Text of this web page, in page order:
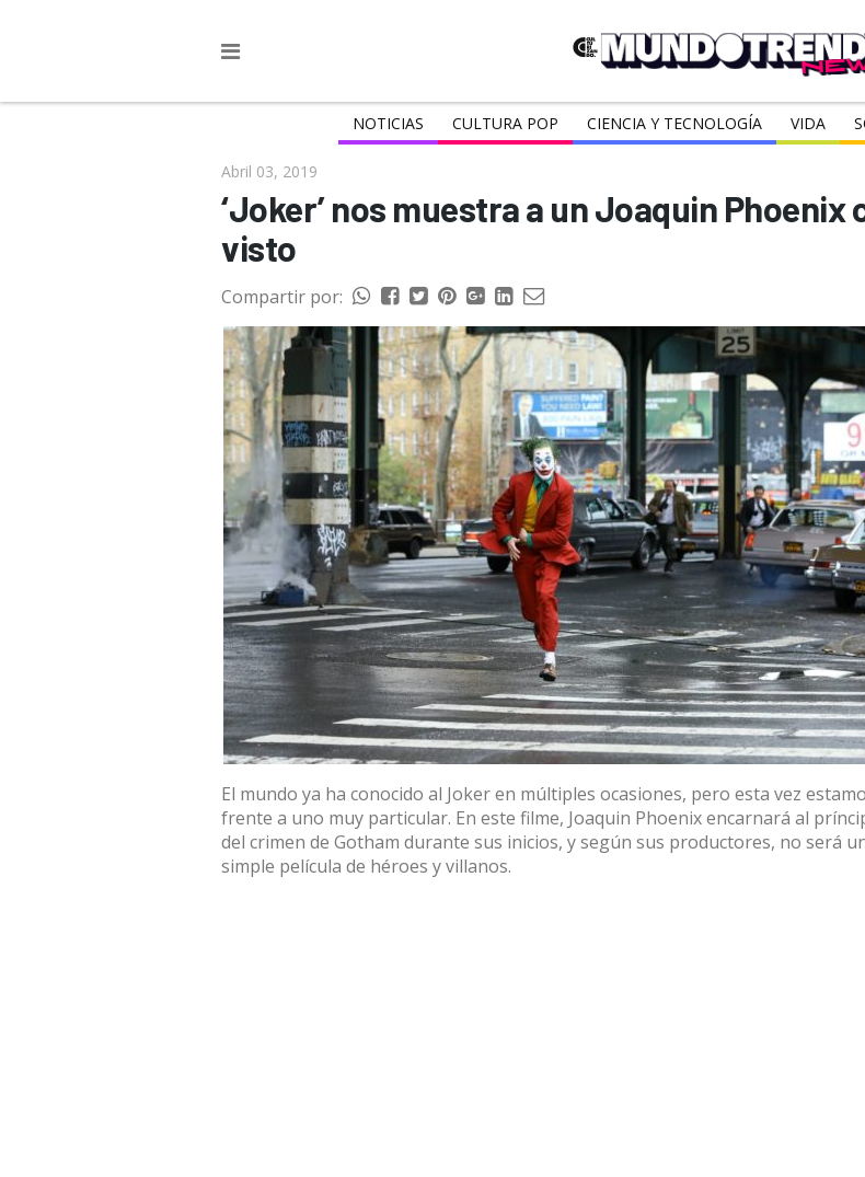
NOTICIAS CULTURA POP CIENCIA Y TECNOLOGÍA VIDA
Abril 03, 2019
‘Joker’ nos muestra a un Joaquin
visto
Compartir por:
El mundo ya ha conocido al Joker en múltiples ocasiones, pero esta vez
frente a uno muy particular. En este filme, Joaquin Phoenix encarnará al
del crimen de Gotham durante sus inicios, y según sus productores, no será
simple película de héroes y villanos.